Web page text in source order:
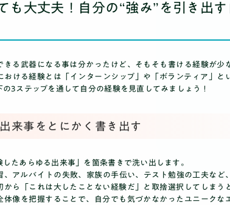
も大丈夫！自分の“強み”を引き出
きる武器になる事は分かったけど、そもそも書ける経験が
おける経験とは「インターンシップ」や「ボランティア」と
3ステップを通して自分の経験を見直してみましょう！
来事をとにかく書き出す
たあらゆる出来事」を箇条書きで洗い出します。
、アルバイトの失敗、家族の手伝い、テスト勉強の工夫など
から「これは大したことない経験だ」と取捨選択してしまう
体像を把握することで、自分でも気づかなかったユニークな